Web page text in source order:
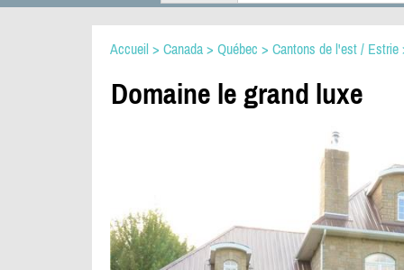
Accueil > Canada > Québec > Cantons de l'est / Estrie
Domaine le grand luxe